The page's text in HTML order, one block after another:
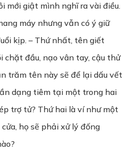
mới giật mình nghĩ ra vài điều.
máy nhưng vẫn có ý giữ
kịp. – Thứ nhất, tên giết
chặt đầu, nạo vân tay, cậu thử
trăm tên này sẽ để lại dấu vết
dạng tiêm tại một trong hai
trợ tử? Thứ hai là ví như một
họ sẽ phải xử lý đống